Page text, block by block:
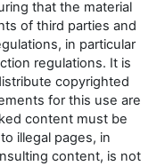
that the material
of third parties and
in particular
regulations. It is
copyrighted
for this use are
content must be
illegal pages, in
content, is not